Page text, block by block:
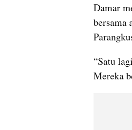
Damar
bersama
“Satu
Mereka